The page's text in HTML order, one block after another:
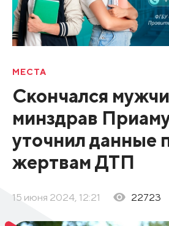
МЕСТА
Скончался
минздрав
уточнил данные
жертвам ДТП
15 июня 2024, 12:21 22723